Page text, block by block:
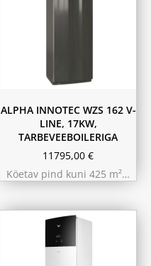
ALPHA INNOTEC WZS 162 V-
LINE, 17KW,
TARBEVEEBOILERIGA
11795,00 €
Köetav pind kuni 425 m²…